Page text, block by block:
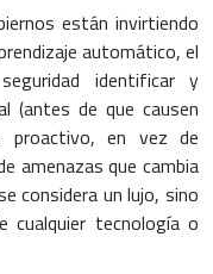
están invirtiendo
automático, el
identificar y
(antes de que causen
proactivo, en vez de
amenazas que cambia
considera un lujo, sino
cualquier tecnología o